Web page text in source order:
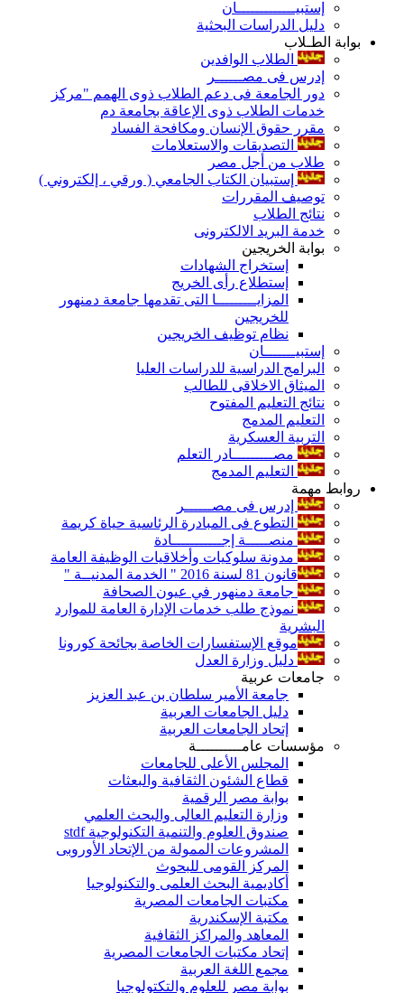
إستبيـــــــــــــان
دليل الدراسات البحثية
بوابة الطـلاب
الطلاب الوافدين
إدرس فى مصــــــر
دور الجامعة فى دعم الطلاب ذوى الهمم "مركز
خدمات الطلاب ذوى الإعاقة بجامعة دم
مقرر حقوق الإنسان ومكافحة الفساد
التصديقات والاستعلامات
طلاب من أجل مصر
إستبيان الكتاب الجامعي ( ورقي ، إلكتروني )
توصيف المقررات
نتائج الطلاب
خدمة البريد الالكترونى
بوابة الخريجين
إستخراج الشهادات
إستطلاع رأى الخريج
المزايـــــــــا التى تقدمها جامعة دمنهور
للخريجين
نظام توظيف الخريجين
إستبيـــــــان
البرامج الدراسية للدراسات العليا
الميثاق الاخلاقى للطالب
نتائج التعليم المفتوح
التعليم المدمج
التربية العسكرية
مصـــــــــادر التعلم
التعليم المدمج
روابط مهمة
إدرس فى مصــــــر
التطوع فى المبادرة الرئاسية حياة كريمة
منصـــــة إجـــــــــــادة
مدونة سلوكيات وأخلاقيات الوظيفة العامة
قانون 81 لسنة 2016 " الخدمة المدنيــة "
جامعة دمنهور في عيون الصحافة
نموذج طلب خدمات الإدارة العامة للموارد
البشرية
موقع الإستفسارات الخاصة بجائحة كورونا
دليل وزارة العدل
جامعات عربية
جامعة الأمير سلطان بن عبد العزيز
دليل الجامعات العربية
إتحاد الجامعات العربية
مؤسسات عامــــــــــة
المجلس الأعلى للجامعات
قطاع الشئون الثقافية والبعثات
بوابة مصر الرقمية
وزارة التعليم العالى والبحث العلمي
صندوق العلوم والتنمية التكنولوجية stdf
المشروعات الممولة من الإتحاد الأوروبى
المركز القومى للبحوث
أكاديمية البحث العلمى والتكنولوجيا
مكتبات الجامعات المصرية
مكتبة الإسكندرية
المعاهد والمراكز الثقافية
إتحاد مكتبات الجامعات المصرية
مجمع اللغة العربية
بوابة مصر للعلوم والتكتولوجيا